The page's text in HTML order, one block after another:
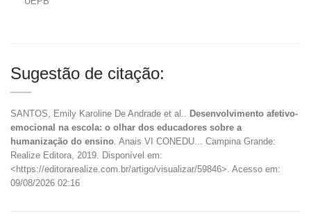
Sugestão de citação:
SANTOS, Emily Karoline De Andrade et al.. Desenvolvimento afetivo-
emocional na escola: o olhar dos educadores sobre a
humanização do ensino. Anais VI CONEDU... Campina Grande:
Realize Editora, 2019. Disponível em:
<https://editorarealize.com.br/artigo/visualizar/59846>. Acesso em:
09/08/2026 02:16